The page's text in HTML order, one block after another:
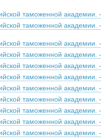
таможенной
таможенной
таможенной
таможенной
таможенной
таможенной
таможенной
таможенной
таможенной
таможенной
таможенной